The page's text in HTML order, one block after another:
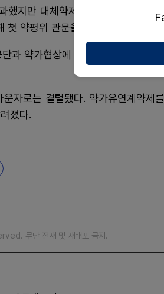
지만 대체약제 선정 등의 이유로
약평위 관문을 통과했다.
과 약가협상에 돌입해 최종 합의를
자로는 결렬됐다. 약가유연계약제
졌다.
무단 전재 및 재배포 금지.